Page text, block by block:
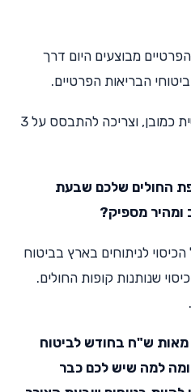
הפרטיים מבוצעים היום דרך
הבריאות הפרטיים.
ההחלטה מה לעשות היא אישית כמובן, וצריכה להתבסס על 3
החולים שלכם שבעת
ומהיר מספיק?
לניתוחים בארץ בביטוח
שנותנות קופות החולים.
מאות ש"ח בחודש לביטוח
למה שיש לכם כבר